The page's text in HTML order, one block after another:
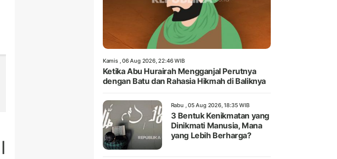
Kamis , 06 Aug 2026, 22:46 WIB
Ketika Abu Hurairah Mengganjal Perutnya
dengan Batu dan Rahasia Hikmah di Baliknya
Rabu , 05 Aug 2026, 18:35 WIB
3 Bentuk Kenikmatan yang
Dinikmati Manusia, Mana
yang Lebih Berharga?